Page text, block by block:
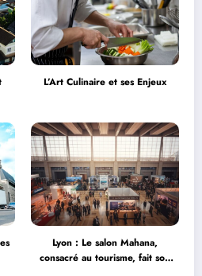
L’Art Culinaire et ses Enjeux
Lyon : Le salon Mahana,
consacré au tourisme, fait son